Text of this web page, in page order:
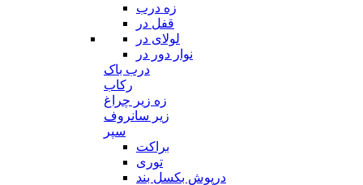
زه درب
قفل در
لولای در
نوار دور در
درب باک
رکاب
زه زیر چراغ
زیر سانروف
سپر
براکت
توری
درپوش بکسل بند